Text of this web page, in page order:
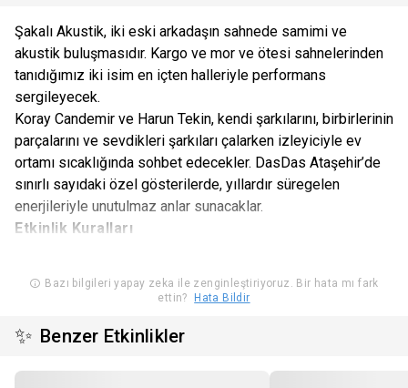
Şakalı Akustik, iki eski arkadaşın sahnede samimi ve
akustik buluşmasıdır. Kargo ve mor ve ötesi sahnelerinden
tanıdığımız iki isim en içten halleriyle performans
sergileyecek.
Koray Candemir ve Harun Tekin, kendi şarkılarını, birbirlerinin
parçalarını ve sevdikleri şarkıları çalarken izleyiciyle ev
ortamı sıcaklığında sohbet edecekler. DasDas Ataşehir’de
sınırlı sayıdaki özel gösterilerde, yıllardır süregelen
enerjileriyle unutulmaz anlar sunacaklar.
Etkinlik Kuralları
ve\veya babasının refakatinde katılabilir.
18 yaş altı katılımcılara alkol satışı yasaktır.
Organizasyon şirketinin programda ve bilet fiyatlarında
değişiklik yapma hakkı saklıdır.
Bazı bilgileri yapay zeka ile zenginleştiriyoruz. Bir hata mı fark
ettin?
Hata Bildir
✨ Benzer Etkinlikler